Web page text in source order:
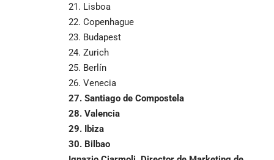
21. Lisboa
22. Copenhague
23. Budapest
24. Zurich
25. Berlín
26. Venecia
27. Santiago de Compostela
28. Valencia
29. Ibiza
30. Bilbao